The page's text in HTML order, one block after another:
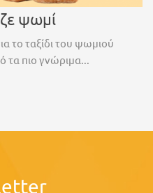
ψωμί
το ταξίδι του ψωμιού
τα πιο γνώριμα...